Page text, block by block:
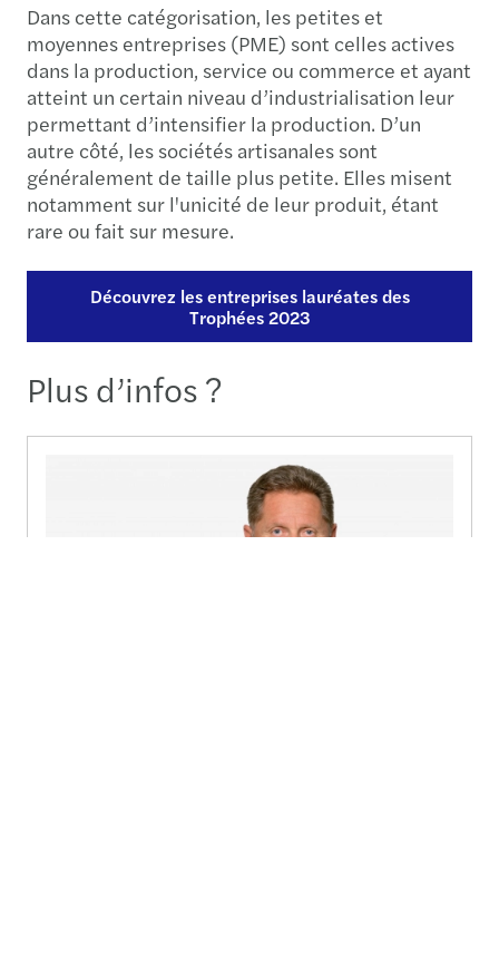
Dans cette catégorisation, les petites et
moyennes entreprises (PME) sont celles actives
dans la production, service ou commerce et ayant
atteint un certain niveau d’industrialisation leur
permettant d’intensifier la production. D’un
autre côté, les sociétés artisanales sont
généralement de taille plus petite. Elles misent
notamment sur l'unicité de leur produit, étant
rare ou fait sur mesure.
Découvrez les entreprises lauréates des
Trophées 2023
Plus d’infos ?